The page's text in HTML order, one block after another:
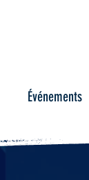
Événements